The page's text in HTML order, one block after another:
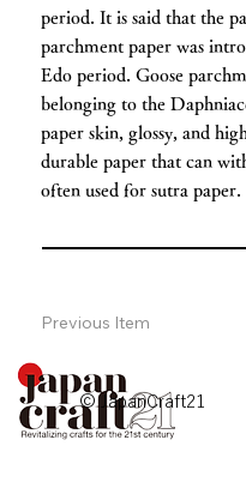
period. It is said that the
parchment paper was
Edo period. Goose
belonging to the
paper skin, glossy, and
durable paper that can
often used for sutra paper.
Previous Item
© JapanCraft21